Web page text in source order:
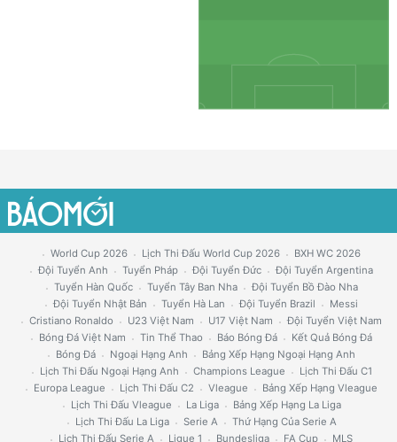
World Cup 2026 Lịch Thi Đấu World Cup 2026
BXH WC 2026
Đội Tuyển Anh
Tuyển Pháp Đội Tuyển Đức
Đội Tuyển Argentina
Tuyển Hàn Quốc
Tuyển Tây Ban Nha
Đội Tuyển Bồ Đào Nha
Đội Tuyển Nhật Bản
Tuyển Hà Lan Đội Tuyển Brazil
Messi
Cristiano Ronaldo
U23 Việt Nam U17 Việt Nam
Đội Tuyển Việt Nam
Bóng Đá Việt Nam
Tin Thể Thao Báo Bóng Đá
Kết Quả Bóng Đá
Bóng Đá
Ngoại Hạng Anh
Bảng Xếp Hạng Ngoại Hạng Anh
Lịch Thi Đấu Ngoại Hạng Anh
Champions League
Lịch Thi Đấu C1
Europa League
Lịch Thi Đấu C2 Vleague
Bảng Xếp Hạng Vleague
Lịch Thi Đấu Vleague
La Liga
Bảng Xếp Hạng La Liga
Lịch Thi Đấu La Liga
Serie A
Thứ Hạng Của Serie A
Lịch Thi Đấu Serie A
Ligue 1 Bundesliga FA Cup MLS